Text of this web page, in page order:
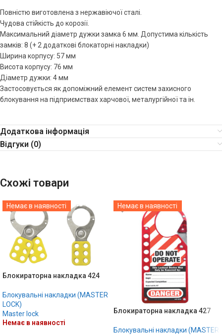
Повністю виготовлена з нержавіючої сталі.
Чудова стійкість до корозії.
Максимальний діаметр дужки замка 6 мм. Допустима кількість
замків: 8 (+ 2 додаткові блокаторні накладки)
Ширина корпусу: 57 мм
Висота корпусу: 76 мм
Діаметр дужки: 4 мм
Застосовується як допоміжний елемент систем захисного
блокування на підприємствах харчової, металургійної та ін.
Додаткова інформація
Відгуки (0)
Схожі товари
Немає в наявності
Блокираторна накладка 424
Блокувальні накладки (MASTER
LOCK)
Master lock
Немає в наявності
Немає в наявності
Блокираторна накладка 427
Блокувальні накладки (MASTER